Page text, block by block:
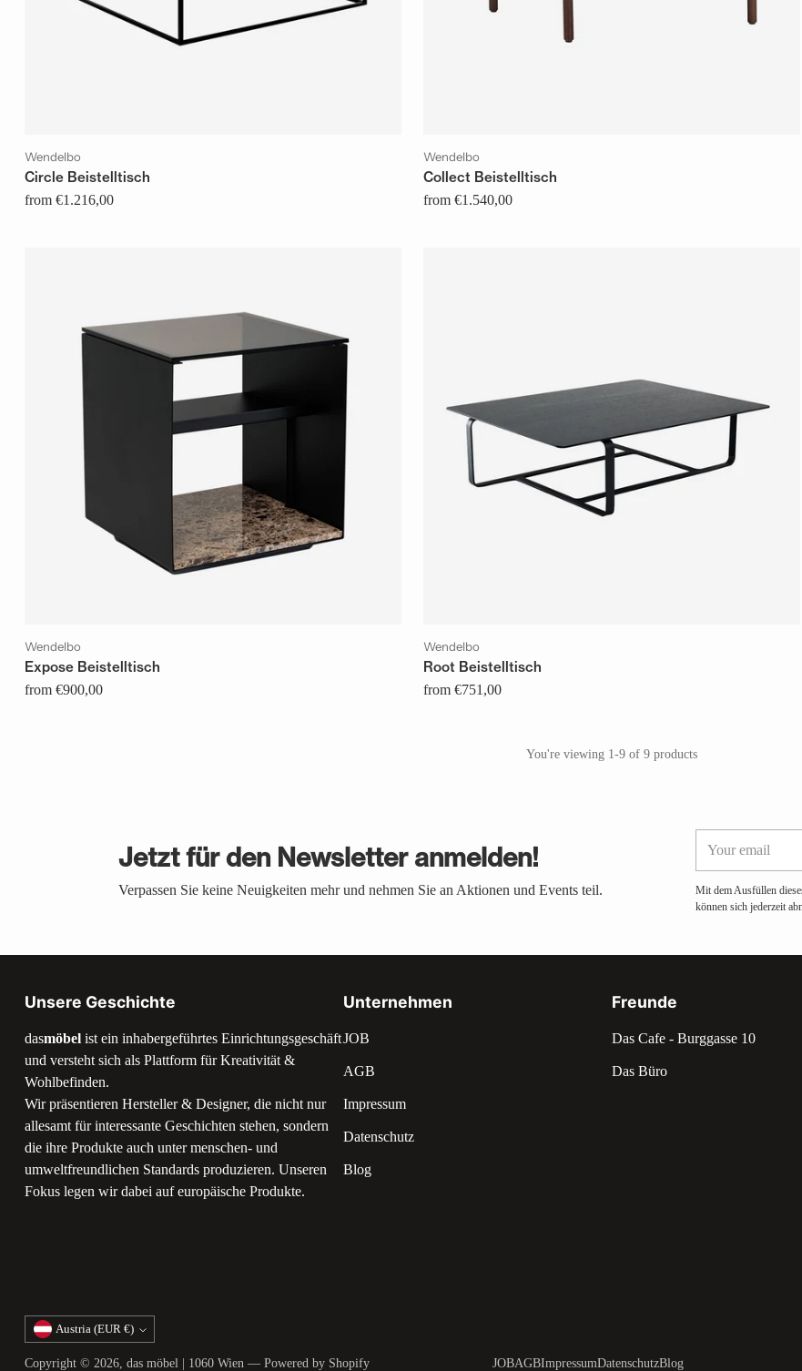
Wendelbo
Circle Beistelltisch
from €1.216,00
Wendelbo
Collect Beistelltisch
from €1.540,00
Wendelbo
Expose Beistelltisch
from €900,00
Wendelbo
Root Beistelltisch
from €751,00
You're viewing 1-9 of 9 products
Jetzt für den Newsletter anmelden!
Verpassen Sie keine Neuigkeiten mehr und nehmen Sie an Aktionen und Events teil.
Mit dem Ausfüllen
können sich jederzeit
Unsere Geschichte
dasmöbel ist ein inhabergeführtes Einrichtungsgeschäft
und versteht sich als Plattform für Kreativität &
Wohlbefinden.
Wir präsentieren Hersteller & Designer, die nicht nur
allesamt für interessante Geschichten stehen, sondern
die ihre Produkte auch unter menschen- und
umweltfreundlichen Standards produzieren. Unseren
Fokus legen wir dabei auf europäische Produkte.
Unternehmen
JOB
AGB
Impressum
Datenschutz
Blog
Freunde
Das Cafe - Burggasse 10
Das Büro
Currency Austria (EUR €)
Copyright © 2026, das möbel | 1060 Wien— Powered by Shopify JOBAGBImpressumDatenschutzBlog